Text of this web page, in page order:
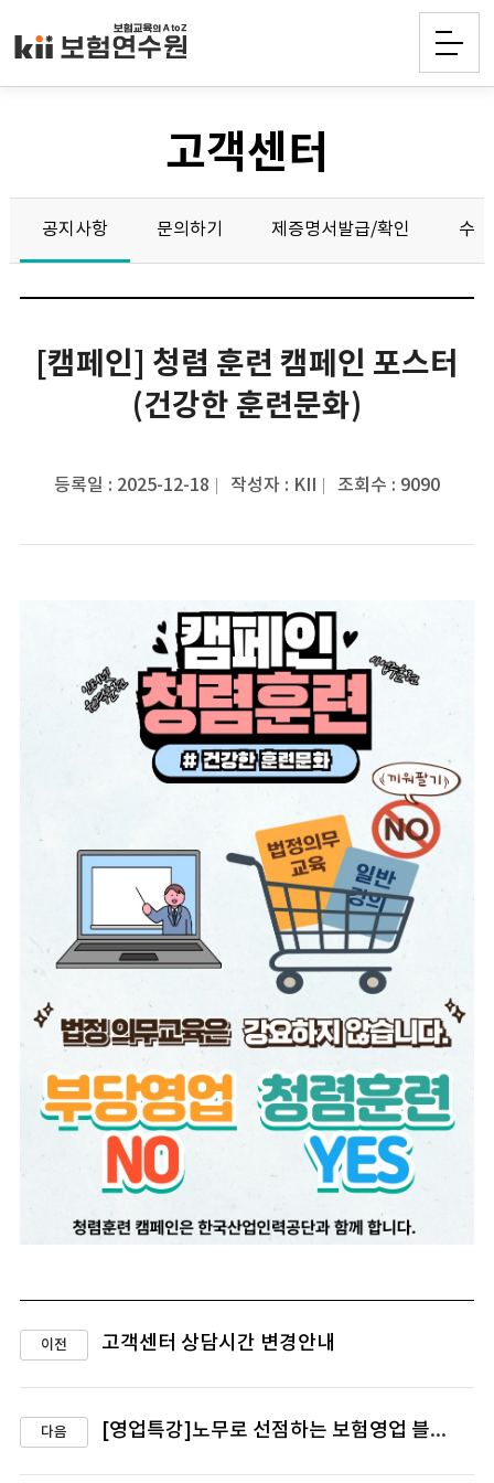
고객센터
공지사항 문의하기 제증명서발급/확인 수
[캠페인] 청렴 훈련 캠페인 포스터
(건강한 훈련문화)
등록일 : 2025-12-18 작성자 : KII 조회수 : 9090
이전 고객센터 상담시간 변경안내
다음 [영업특강]노무로 선점하는 보험영업 블루오션: 4시간에 완성되는 노무정비 / 보험영업